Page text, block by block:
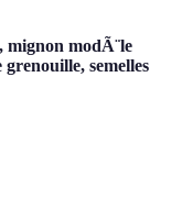
mignon modÃ¨le
semelles